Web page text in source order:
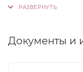
используются
международным
9001:2015. Это
Документы и